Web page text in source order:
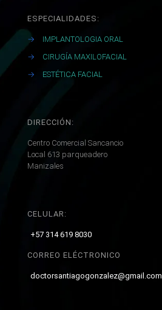
ESPECIALIDADES:
→
IMPLANTOLOGIA ORAL
→
CIRUGÍA MAXILOFACIAL
→
ESTÉTICA FACIAL
DIRECCIÓN:
Centro Comercial Sancancio
Local 613 parqueadero
Manizales
CELULAR:
+57 314 619 8030
CORREO ELÉCTRONICO
doctorsantiagogonzalez@gmail.com